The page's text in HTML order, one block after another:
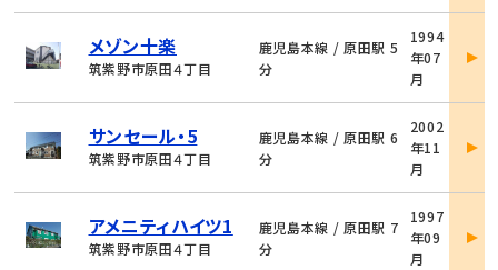
メゾン十楽
筑紫野市原田４丁目
鹿児島本線 / 原田駅 5
分
1994
年07
月
詳
サンセール・5
筑紫野市原田４丁目
鹿児島本線 / 原田駅 6
分
2002
年11
月
詳
アメニティハイツ1
筑紫野市原田４丁目
鹿児島本線 / 原田駅 7
分
1997
年09
月
詳